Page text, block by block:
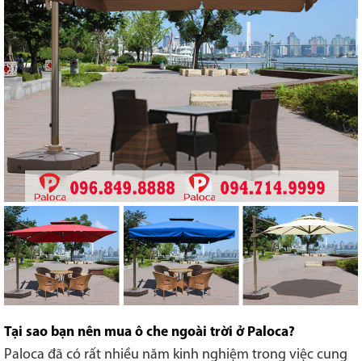
Tại sao bạn nên mua ô che ngoài trời ở Paloca?
Paloca đã có rất nhiều năm kinh nghiệm trong việc cung